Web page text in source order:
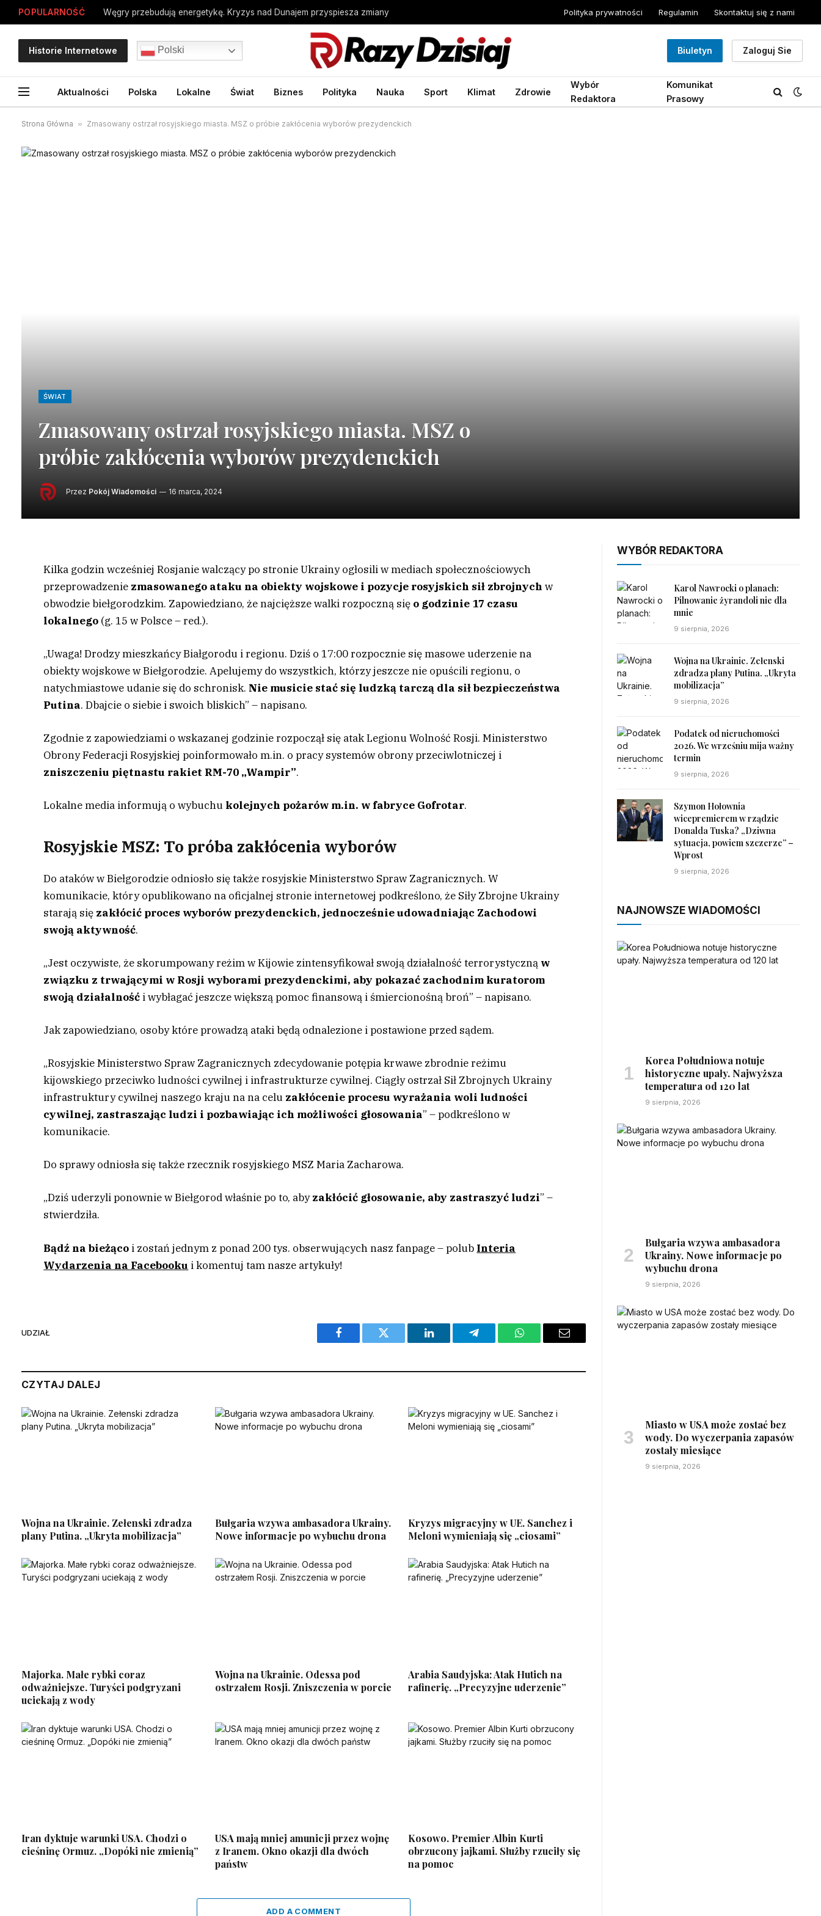
POPULARNOŚĆ Węgry przebudują energetykę. Kryzys nad Dunajem przyspiesza zmiany Polityka prywatności Regulamin Skontaktuj się z nami
Historie Internetowe Polski Biuletyn Zaloguj Sie
Aktualności Polska Lokalne Świat Biznes Polityka Nauka Sport Klimat Zdrowie
Wybór
Redaktora
Komunikat
Prasowy
Strona Główna » Zmasowany ostrzał rosyjskiego miasta. MSZ o próbie zakłócenia wyborów prezydenckich
ŚWIAT
Zmasowany ostrzał rosyjskiego miasta. MSZ o
próbie zakłócenia wyborów prezydenckich
Przez Pokój Wiadomości 16 marca, 2024
Kilka godzin wcześniej Rosjanie walczący po stronie Ukrainy ogłosili w mediach społecznościowych
przeprowadzenie zmasowanego ataku na obiekty wojskowe i pozycje rosyjskich sił zbrojnych w
obwodzie biełgorodzkim. Zapowiedziano, że najcięższe walki rozpoczną się o godzinie 17 czasu
lokalnego (g. 15 w Polsce – red.).
„Uwaga! Drodzy mieszkańcy Białgorodu i regionu. Dziś o 17:00 rozpocznie się masowe uderzenie na
obiekty wojskowe w Biełgorodzie. Apelujemy do wszystkich, którzy jeszcze nie opuścili regionu, o
natychmiastowe udanie się do schronisk. Nie musicie stać się ludzką tarczą dla sił bezpieczeństwa
Putina. Dbajcie o siebie i swoich bliskich” – napisano.
Zgodnie z zapowiedziami o wskazanej godzinie rozpoczął się atak Legionu Wolność Rosji. Ministerstwo
Obrony Federacji Rosyjskiej poinformowało m.in. o pracy systemów obrony przeciwlotniczej i
zniszczeniu piętnastu rakiet RM-70 „Wampir”.
Lokalne media informują o wybuchu kolejnych pożarów m.in. w fabryce Gofrotar.
Rosyjskie MSZ: To próba zakłócenia wyborów
Do ataków w Biełgorodzie odniosło się także rosyjskie Ministerstwo Spraw Zagranicznych. W
komunikacie, który opublikowano na oficjalnej stronie internetowej podkreślono, że Siły Zbrojne Ukrainy
starają się zakłócić proces wyborów prezydenckich, jednocześnie udowadniając Zachodowi
swoją aktywność.
„Jest oczywiste, że skorumpowany reżim w Kijowie zintensyfikował swoją działalność terrorystyczną w
związku z trwającymi w Rosji wyborami prezydenckimi, aby pokazać zachodnim kuratorom
swoją działalność i wybłagać jeszcze większą pomoc finansową i śmiercionośną broń” – napisano.
Jak zapowiedziano, osoby które prowadzą ataki będą odnalezione i postawione przed sądem.
„Rosyjskie Ministerstwo Spraw Zagranicznych zdecydowanie potępia krwawe zbrodnie reżimu
kijowskiego przeciwko ludności cywilnej i infrastrukturze cywilnej. Ciągły ostrzał Sił Zbrojnych Ukrainy
infrastruktury cywilnej naszego kraju na na celu zakłócenie procesu wyrażania woli ludności
cywilnej, zastraszając ludzi i pozbawiając ich możliwości głosowania” – podkreślono w
komunikacie.
Do sprawy odniosła się także rzecznik rosyjskiego MSZ Maria Zacharowa.
„Dziś uderzyli ponownie w Biełgorod właśnie po to, abyzakłócić głosowanie, aby zastraszyć ludzi” –
stwierdziła.
Bądź na bieżąco i zostań jednym z ponad 200 tys. obserwujących nasz fanpage – polub Interia
Wydarzenia na Facebooku i komentuj tam nasze artykuły!
UDZIAŁ
Facebook Twitter LinkedIn Telegram WhatsAppEmail
CZYTAJ DALEJ
Wojna na Ukrainie. Zełenski zdradza
plany Putina. „Ukryta mobilizacja”
Bułgaria wzywa ambasadora Ukrainy.
Nowe informacje po wybuchu drona
Kryzys migracyjny w UE. Sanchez i
Meloni wymieniają się „ciosami”
Majorka. Małe rybki coraz
odważniejsze. Turyści podgryzani
uciekają z wody
Wojna na Ukrainie. Odessa pod
ostrzałem Rosji. Zniszczenia w porcie
Arabia Saudyjska: Atak Hutich na
rafinerię. „Precyzyjne uderzenie”
Iran dyktuje warunki USA. Chodzi o
cieśninę Ormuz. „Dopóki nie zmienią”
USA mają mniej amunicji przez wojnę
z Iranem. Okno okazji dla dwóch
państw
Kosowo. Premier Albin Kurti
obrzucony jajkami. Służby rzuciły się
na pomoc
ADD A COMMENT
WYBÓR REDAKTORA
Karol Nawrocki o planach:
Pilnowanie żyrandoli nie dla
mnie
9 sierpnia, 2026
Wojna na Ukrainie. Zełenski
zdradza plany Putina. „Ukryta
mobilizacja”
9 sierpnia, 2026
Podatek od nieruchomości
2026. We wrześniu mija ważny
termin
9 sierpnia, 2026
Szymon Hołownia
wicepremierem w rządzie
Donalda Tuska? „Dziwna
sytuacja, powiem szczerze” –
Wprost
9 sierpnia, 2026
NAJNOWSZE WIADOMOŚCI
Korea Południowa notuje
historyczne upały. Najwyższa
temperatura od 120 lat
9 sierpnia, 2026
Bułgaria wzywa ambasadora
Ukrainy. Nowe informacje po
wybuchu drona
9 sierpnia, 2026
Miasto w USA może zostać bez
wody. Do wyczerpania zapasów
zostały miesiące
9 sierpnia, 2026